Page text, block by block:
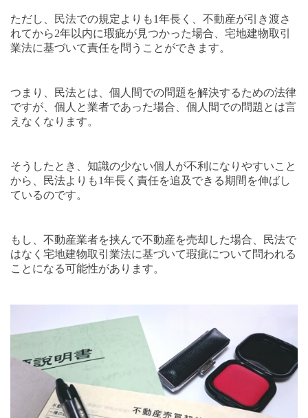
ただし、民法での規定よりも1年長く、不動産が引き渡さ
れてから2年以内に瑕疵が見つかった場合、宅地建物取引
業法に基づいて責任を問うことができます。
つまり、民法とは、個人間での問題を解決するための法律
ですが、個人と業者であった場合、個人間での問題とは言
えなくなります。
そうしたとき、知識の少ない個人が不利になりやすいこと
から、民法よりも1年長く責任を追及できる期間を伸ばし
ているのです。
もし、不動産業者を挟んで不動産を売却した場合、民法で
はなく宅地建物取引業法に基づいて瑕疵について問われる
ことになる可能性があります。